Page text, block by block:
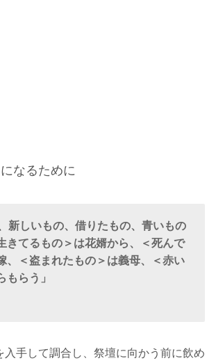
なるために
新しいもの、借りたもの、青いもの
きてるもの＞は花婿から、＜死んで
、＜盗まれたもの＞は義母、＜赤い
もらう」
入手して調合し、祭壇に向かう前に飲め